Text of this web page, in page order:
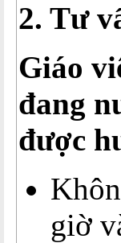
2. Tư
Giáo
đang
được
giờ